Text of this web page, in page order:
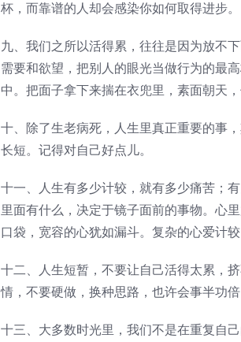
杯，而靠谱的人却会感染你如何取得进步。
九、我们之所以活得累，往往是因为放不
需要和欲望，把别人的眼光当做行为的最
中。把面子拿下来揣在衣兜里，素面朝天
十、除了生老病死，人生里真正重要的事
长短。记得对自己好点儿。
十一、人生有多少计较，就有多少痛苦；
里面有什么，决定于镜子面前的事物。心
口袋，宽容的心犹如漏斗。复杂的心爱计较
十二、人生短暂，不要让自己活得太累，
情，不要硬做，换种思路，也许会事半功
十三、大多数时光里，我们不是在重复自